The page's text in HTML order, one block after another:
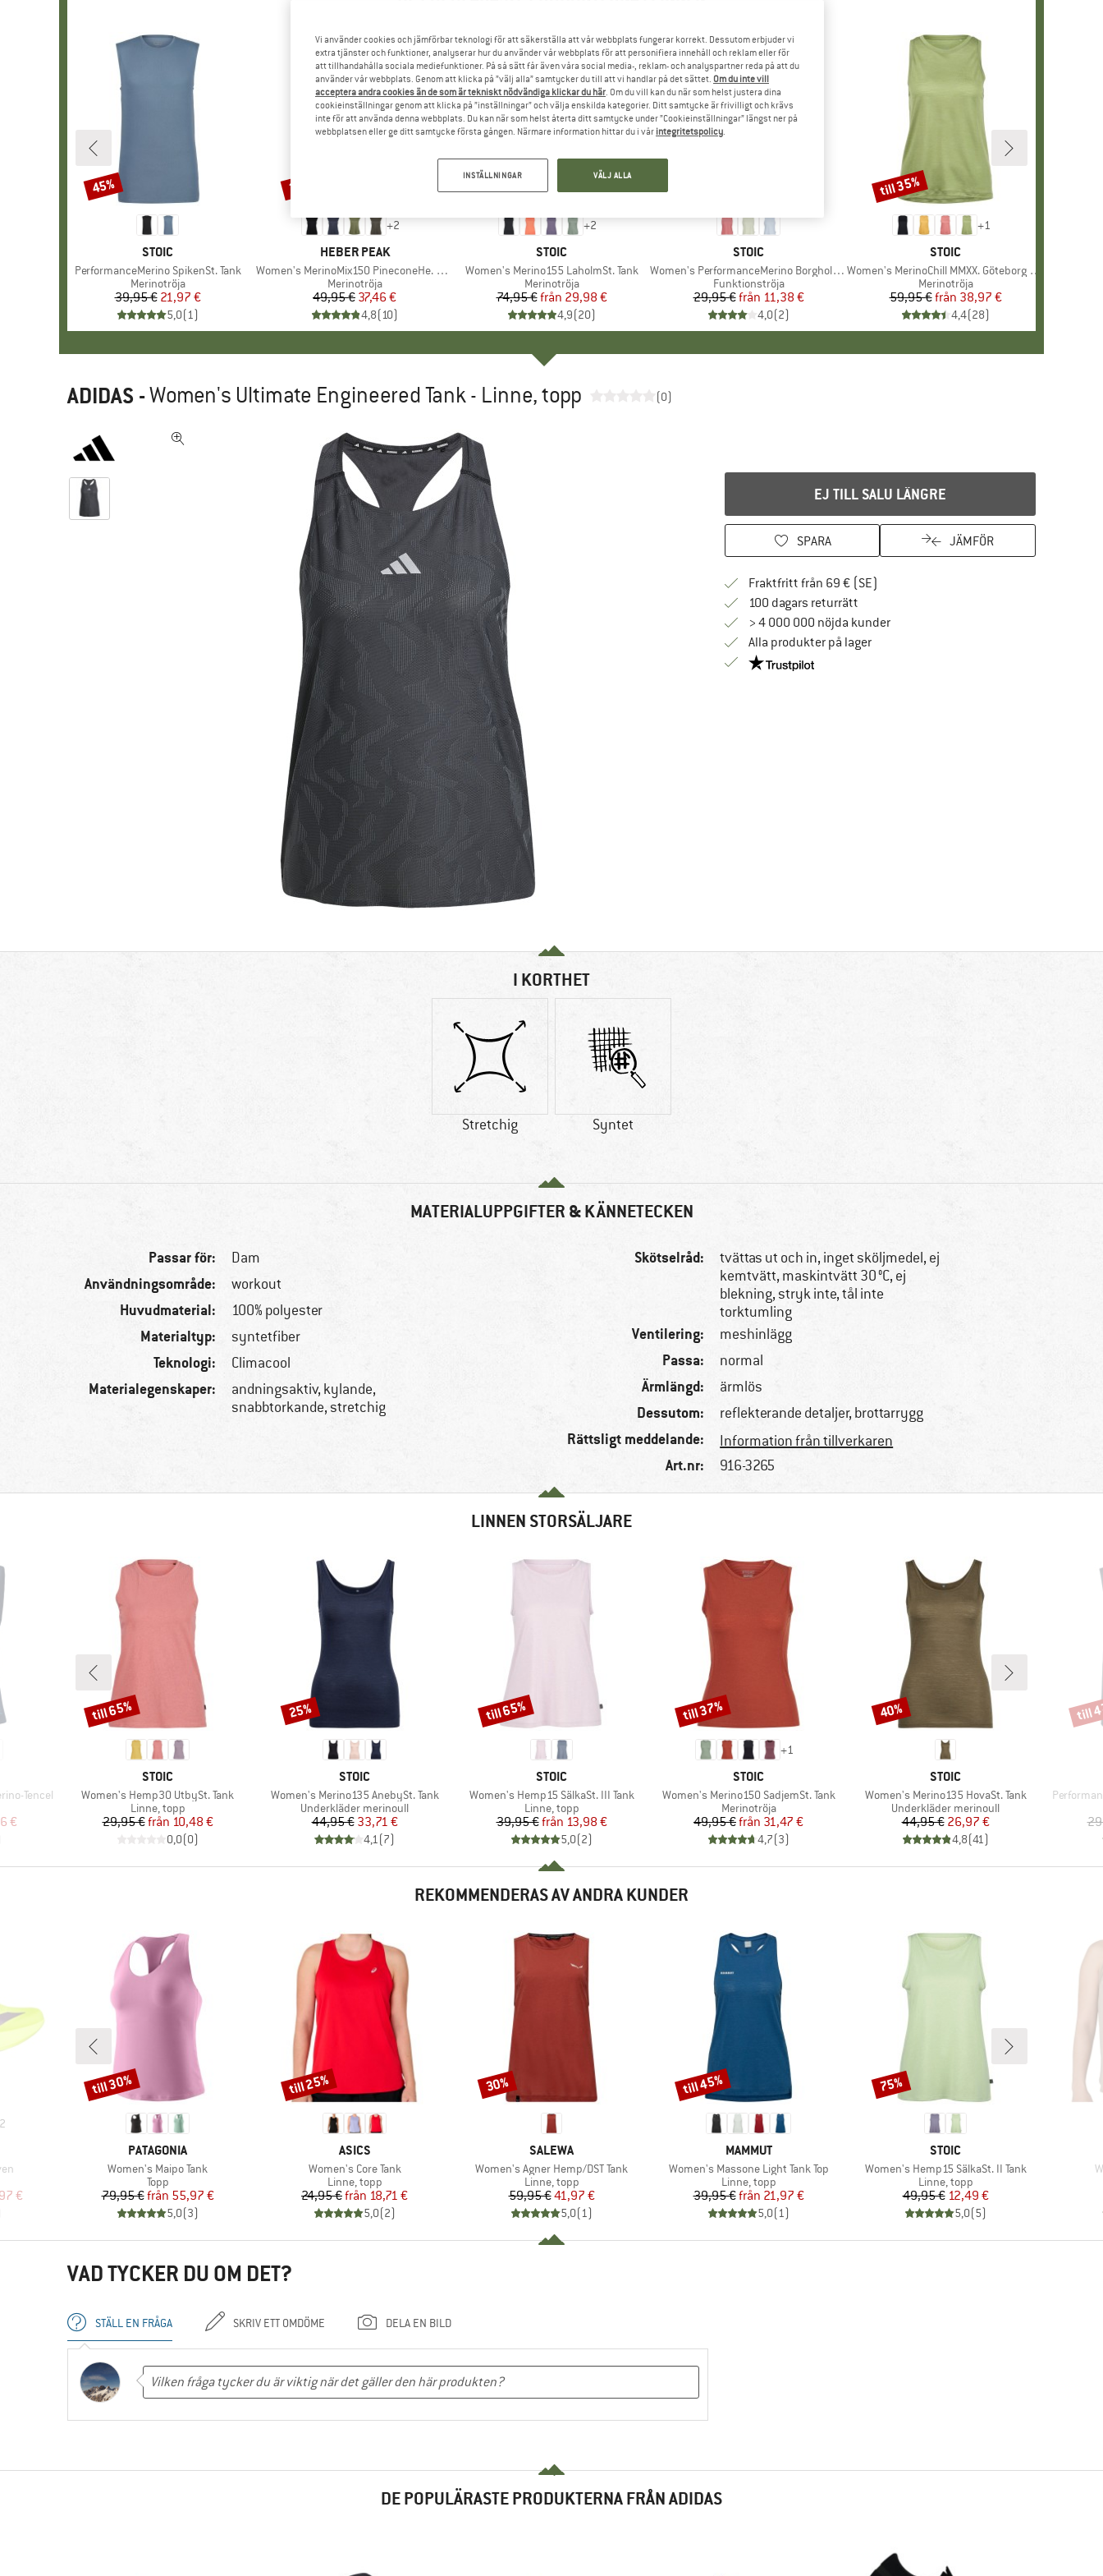
VARUMÄRKE
STOIC
Produkter
PerformanceMerino SpikenSt. Tank
Produktgrupp
Merinotröja
Pris
39,95 €Reducerat pris
21,97 €
5,0(1)
Rabatt
45%
+2
VARUMÄRKE
HEBER PEAK
Produkter
Women's MerinoMix150 PineconeHe. Loose Tank
Produktgrupp
Merinotröja
Pris
49,95 €Reducerat pris
37,46 €
4,8(10)
Rabatt
25%
+2
VARUMÄRKE
STOIC
Produkter
Women's Merino155 LaholmSt. Tank
Produktgrupp
Merinotröja
Pris
74,95 € Reducerat pris
från 29,98 €
4,9(20)
till 60%
VARUMÄRKE
STOIC
Produkter
Women's PerformanceMerino BorgholmSt. Tank
Produktgrupp
Funktionströja
Pris
29,95 € Reducerat pris
från 11,38 €
4,0(2)
+1
VARUMÄRKE
STOIC
Produkter
Women's MerinoChill MMXX. Göteborg Tank
Produktgrupp
Merinotröja
Pris
59,95 € Reducerat pris
från 38,97 €
4,4(28)
Rabatt
till 35%
ADIDAS -Women's Ultimate Engineered Tank - Linne, topp (0)
EJ TILL SALU LÄNGRE
SPARA JÄMFÖR
Fraktfritt från 69 € (SE)
100 dagars returrättGå till returpolicyn här Öppnas i en inforuta
> 4 000 000 nöjda kunder
Alla produkter på lager
Trust Pilot-garanti - hitta all information här!
I KORTHET
Stretchig Syntet
MATERIALUPPGIFTER & KÄNNETECKEN
Passar för: Dam
Användningsområde: workout
Huvudmaterial: 100% polyester
Materialtyp: syntetfiber
Teknologi: Climacool
Materialegenskaper:
andningsaktiv, kylande,
snabbtorkande, stretchig
Skötselråd:
tvättas ut och in, inget sköljmedel, ej
kemtvätt, maskintvätt 30 °C, ej
blekning, stryk inte, tål inte
torktumling
Ventilering: meshinlägg
Passa: normal
Ärmlängd: ärmlös
Dessutom: reflekterande detaljer, brottarrygg
Rättsligt meddelande: Information från tillverkaren
Art.nr: 916-3265
LINNEN STORSÄLJARE
Tencel
pris
€
VARUMÄRKE
STOIC
Produkter
Women's Hemp30 UtbySt. Tank
Produktgrupp
Linne, topp
Pris
29,95 € Reducerat pris
från 10,48 €
0,0(0)
Rabatt
till 65%
VARUMÄRKE
STOIC
Produkter
Women's Merino135 AnebySt. Tank
Produktgrupp
Underkläder merinoull
Pris
44,95 €Reducerat pris
33,71 €
4,1(7)
Rabatt
25%
VARUMÄRKE
STOIC
Produkter
Women's Hemp15 SälkaSt. III Tank
Produktgrupp
Linne, topp
Pris
39,95 € Reducerat pris
från 13,98 €
5,0(2)
Rabatt
till 65%
+1
VARUMÄRKE
STOIC
Produkter
Women's Merino150 SadjemSt. Tank
Produktgrupp
Merinotröja
Pris
49,95 € Reducerat pris
från 31,47 €
4,7(3)
Rabatt
till 37%
VARUMÄRKE
STOIC
Produkter
Women's Merino135 HovaSt. Tank
Produktgrupp
Underkläder merinoull
Pris
44,95 €Reducerat pris
26,97 €
4,8(41)
Rabatt
40%
Produkter
till
REKOMMENDERAS AV ANDRA KUNDER
2
pris
€
VARUMÄRKE
PATAGONIA
Produkter
Women's Maipo Tank
Produktgrupp
Topp
Pris
79,95 € Reducerat pris
från 55,97 €
5,0(3)
Rabatt
till 30%
VARUMÄRKE
ASICS
Produkter
Women's Core Tank
Produktgrupp
Linne, topp
Pris
24,95 € Reducerat pris
från 18,71 €
5,0(2)
Rabatt
till 25%
VARUMÄRKE
SALEWA
Produkter
Women's Agner Hemp/DST Tank
Produktgrupp
Linne, topp
Pris
59,95 €Reducerat pris
41,97 €
5,0(1)
Rabatt
30%
VARUMÄRKE
MAMMUT
Produkter
Women's Massone Light Tank Top
Produktgrupp
Linne, topp
Pris
39,95 € Reducerat pris
från 21,97 €
5,0(1)
Rabatt
till 45%
VARUMÄRKE
STOIC
Produkter
Women's Hemp15 SälkaSt. II Tank
Produktgrupp
Linne, topp
Pris
49,95 €Reducerat pris
12,49 €
5,0(5)
Rabatt
75%
VAD TYCKER DU OM DET?
STÄLL EN FRÅGA SKRIV ETT OMDÖME DELA EN BILD
DE POPULÄRASTE PRODUKTERNA FRÅN ADIDAS
Vi använder cookies och jämförbar teknologi för att säkerställa att vår webbplats fungerar korrekt. Dessutom erbjuder vi
extra tjänster och funktioner, analyserar hur du använder vår webbplats för att personifiera innehåll och reklam eller för
att tillhandahålla sociala mediefunktioner. På så sätt får även våra social media-, reklam- och analyspartner reda på att du
använder vår webbplats. Genom att klicka på ”välj alla” samtycker du till att vi handlar på det sättet. Om du inte vill
acceptera andra cookies än de som är tekniskt nödvändiga klickar du här. Om du vill kan du när som helst justera dina
cookieinställningar genom att klicka på ”inställningar” och välja enskilda kategorier. Ditt samtycke är frivilligt och krävs
inte för att använda denna webbplats. Du kan när som helst återta ditt samtycke under ”Cookieinställningar” längst ner på
webbplatsen eller ge ditt samtycke första gången. Närmare information hittar du i vår integritetspolicy.
INSTÄLLNINGAR VÄLJ ALLA